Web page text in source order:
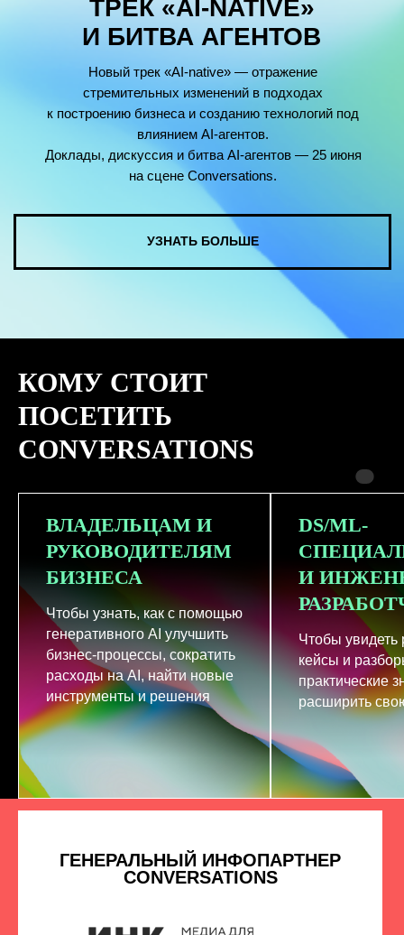
КОМУ СТОИТ
ПОСЕТИТЬ
CONVERSATIONS
ВЛАДЕЛЬЦАМ И
РУКОВОДИТЕЛЯМ
БИЗНЕСА
Чтобы узнать, как с помощью
генеративного AI улучшить
бизнес-процессы, сократить
расходы на AI, найти новые
инструменты и решения
DS/ML-
И
Чтобы увидеть
кейсы и
практические
расширить